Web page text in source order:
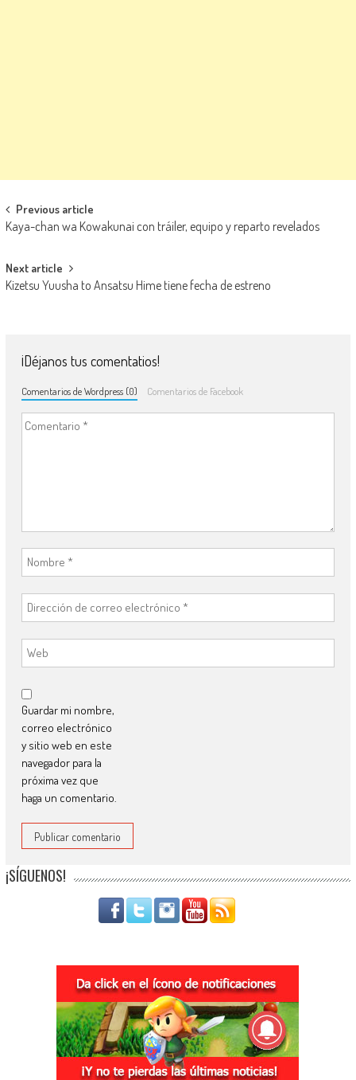
Navegación de entradas
Previous article
Kaya-chan wa Kowakunai con tráiler, equipo y reparto revelados
Next article
Kizetsu Yuusha to Ansatsu Hime tiene fecha de estreno
¡Déjanos tus comentatios!
Comentarios de Wordpress (0) Comentarios de Facebook
Guardar mi nombre,
correo electrónico
y sitio web en este
navegador para la
próxima vez que
haga un comentario.
¡SÍGUENOS!